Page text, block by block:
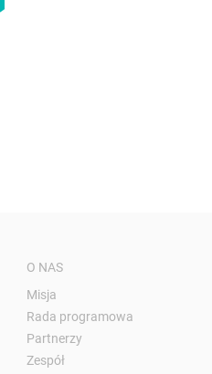
O NAS
Misja
Rada programowa
Partnerzy
Zespół